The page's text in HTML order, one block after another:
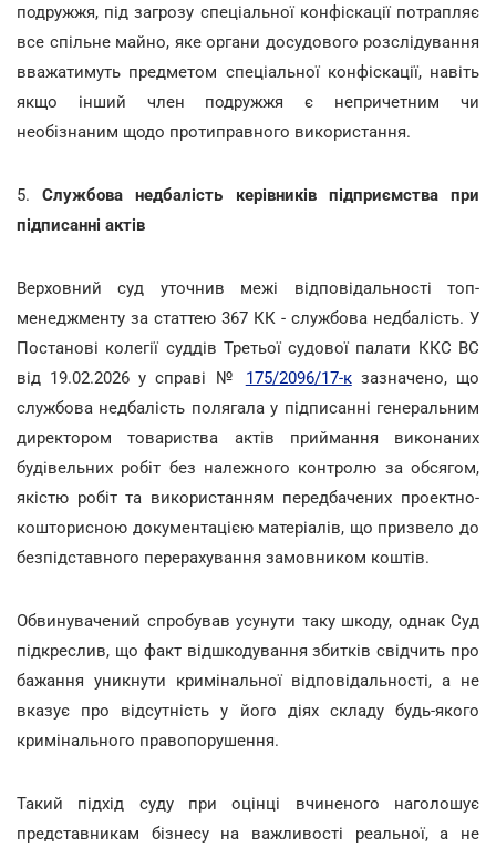
подружжя, під загрозу спеціальної конфіскації потрапляє
все спільне майно, яке органи досудового розслідування
вважатимуть предметом спеціальної конфіскації, навіть
якщо інший член подружжя є непричетним чи
необізнаним щодо протиправного використання.
5. Службова недбалість керівників підприємства при
підписанні актів
Верховний суд уточнив межі відповідальності топ-
менеджменту за статтею 367 КК - службова недбалість. У
Постанові колегії суддів Третьої судової палати ККС ВС
від 19.02.2026 у справі № 175/2096/17-кзазначено, що
службова недбалість полягала у підписанні генеральним
директором товариства актів приймання виконаних
будівельних робіт без належного контролю за обсягом,
якістю робіт та використанням передбачених проектно-
кошторисною документацією матеріалів, що призвело до
безпідставного перерахування замовником коштів.
Обвинувачений спробував усунути таку шкоду, однак Суд
підкреслив, що факт відшкодування збитків свідчить про
бажання уникнути кримінальної відповідальності, а не
вказує про відсутність у його діях складу будь-якого
кримінального правопорушення.
Такий підхід суду при оцінці вчиненого наголошує
представникам бізнесу на важливості реальної, а не